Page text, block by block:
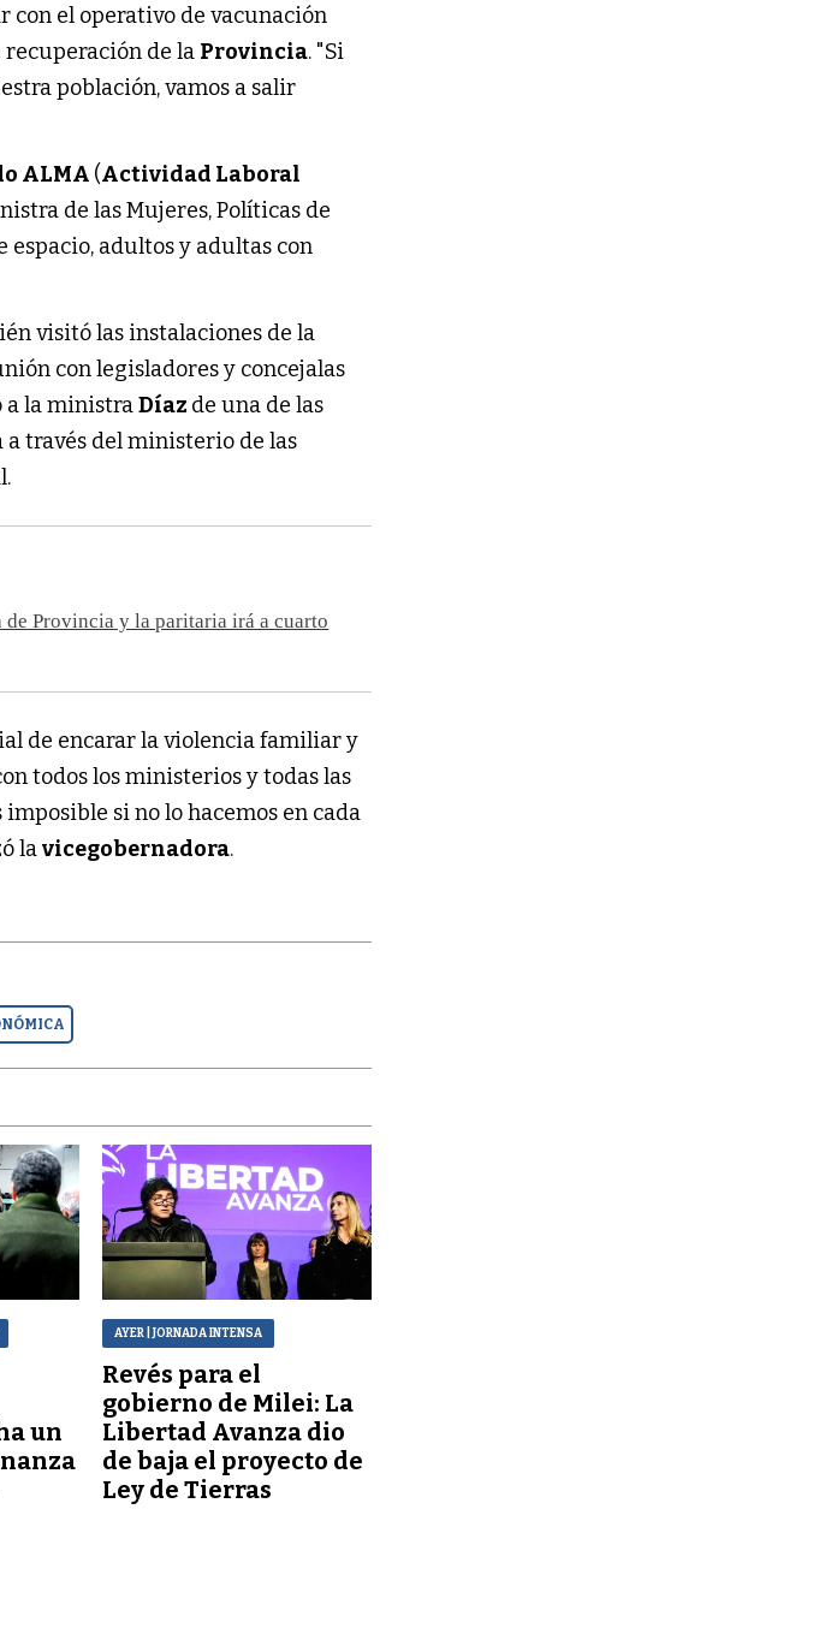
el operativo de vacunación
recuperación de la Provincia. "Si
población, vamos a salir
ALMA (Actividad Laboral
de las Mujeres, Políticas de
espacio, adultos y adultas con
visitó las instalaciones de la
con legisladores y concejalas
a la ministraDíaz de una de las
través del ministerio de las
Provincia y la paritaria irá a cuarto
de encarar la violencia familiar y
todos los ministerios y todas las
si no lo hacemos en cada
lavicegobernadora.
un
AYER | JORNADA INTENSA
Revés para el
gobierno de Milei: La
Libertad Avanza dio
de baja el proyecto de
Ley de Tierras